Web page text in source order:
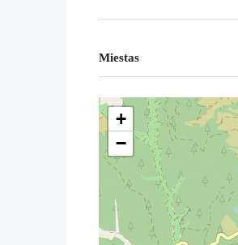
Miestas
+
−